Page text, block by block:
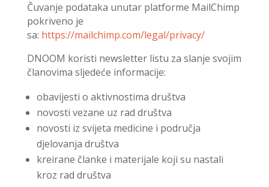
Čuvanje podataka unutar platforme MailChimp
pokriveno je
sa: https://mailchimp.com/legal/privacy/
DNOOM koristi newsletter listu za slanje svojim
članovima sljedeće informacije:
obavijesti o aktivnostima društva
novosti vezane uz rad društva
novosti iz svijeta medicine i područja
djelovanja društva
kreirane članke i materijale koji su nastali
kroz rad društva